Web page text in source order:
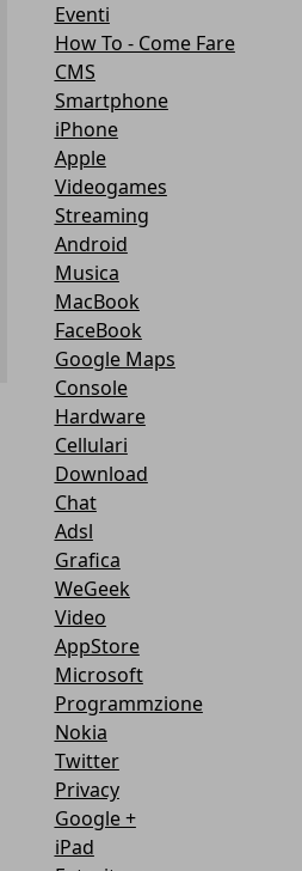
Eventi
How To - Come Fare
CMS
Smartphone
iPhone
Apple
Videogames
Streaming
Android
Musica
MacBook
FaceBook
Google Maps
Console
Hardware
Cellulari
Download
Chat
Adsl
Grafica
WeGeek
Video
AppStore
Microsoft
Programmzione
Nokia
Twitter
Privacy
Google +
iPad